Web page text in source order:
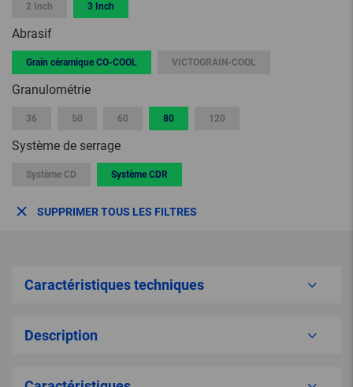
2 Inch 3 Inch
Abrasif
Grain céramique CO-COOL VICTOGRAIN-COOL
Granulométrie
36 50 60 80 120
Système de serrage
Système CD Système CDR
SUPPRIMER TOUS LES FILTRES
Caractéristiques techniques
Description